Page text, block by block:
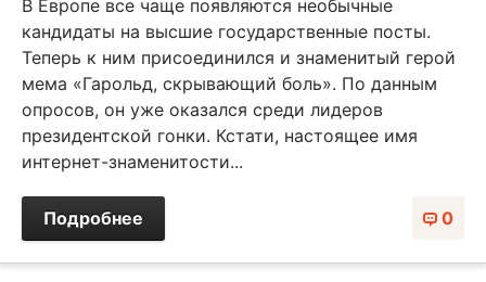
В Европе все чаще появляются необычные
кандидаты на высшие государственные посты.
Теперь к ним присоединился и знаменитый герой
мема «Гарольд, скрывающий боль». По данным
опросов, он уже оказался среди лидеров
президентской гонки. Кстати, настоящее имя
интернет-знаменитости...
0
Подробнее